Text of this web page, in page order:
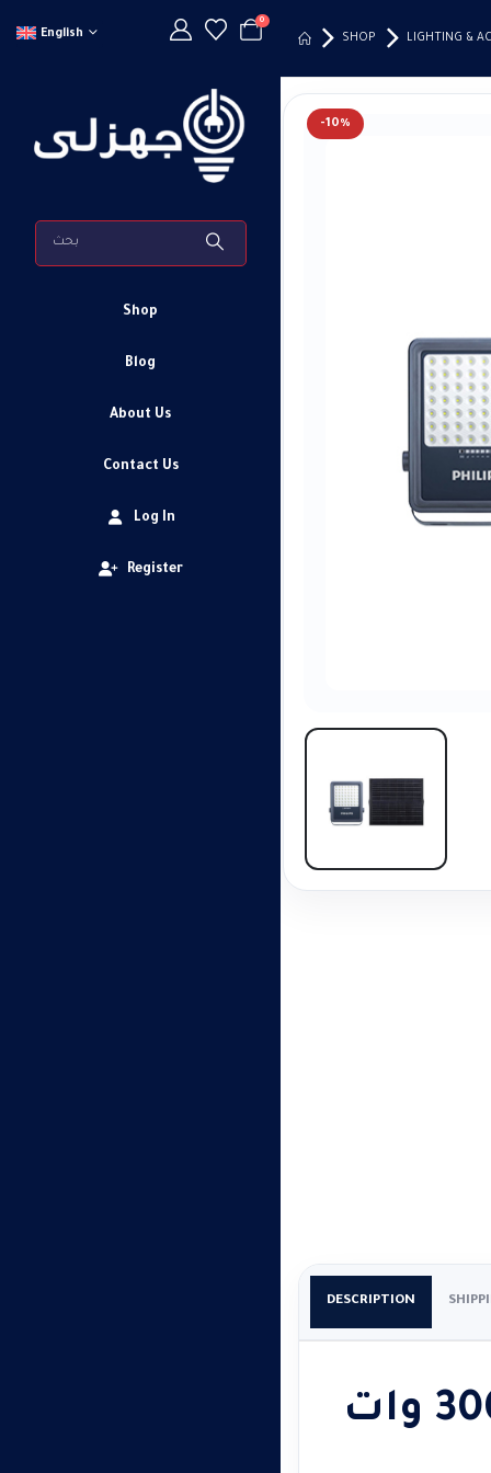
English
0
Shop
Blog
About Us
Contact Us
Log In
Register
SHOP LIGHTING &
-10%
DESCRIPTION